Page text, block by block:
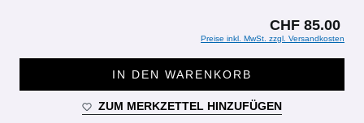
CHF 85.00
Preise inkl. MwSt. zzgl. Versandkosten
IN DEN WARENKORB
ZUM MERKZETTEL HINZUFÜGEN